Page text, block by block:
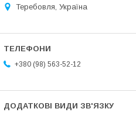
Теребовля, Україна
+380 (98) 563-52-12